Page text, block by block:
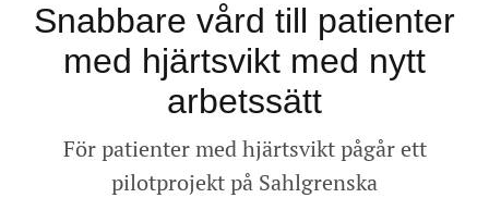
Snabbare vård till patienter
med hjärtsvikt med nytt
arbetssätt
För patienter med hjärtsvikt pågår ett
pilotprojekt på Sahlgrenska